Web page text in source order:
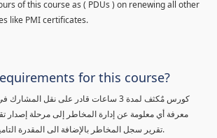
of this course as ( PDUs ) on renewing all other
like PMI certificates.
for this course?
كورس مٌكثف لمدة 3 ساعات قادر على نقل
معرفة أي معلومة عن إدارة المخاطر إلى مرحلة إصدار
تقرير سجل المخاطر بالإضافة الى المقدرة التامية لإدارة مخاطر المشاريع.